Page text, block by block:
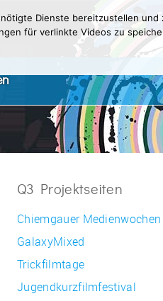
Q3 Projektseiten
Chiemgauer Medienwochen
GalaxyMixed
Trickfilmtage
Jugendkurzfilmfestival
Dienste bereitzustellen und
für verlinkte Videos zu